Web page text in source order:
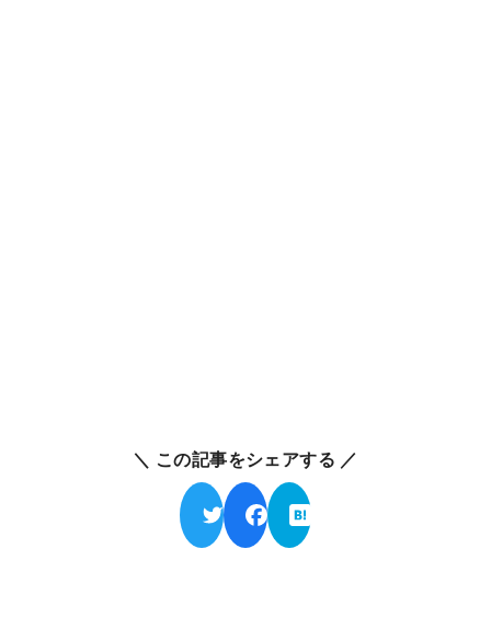
＼ この記事をシェアする ／